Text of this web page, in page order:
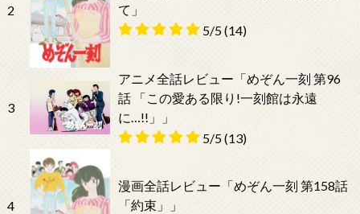
2
て」
5/5(14)
3
アニメ全話レビュー「めぞん一刻 第96
話 「この愛ある限り!一刻館は永遠
に…!!」」
5/5(13)
4
漫画全話レビュー「めぞん一刻 第158話
「約束」」